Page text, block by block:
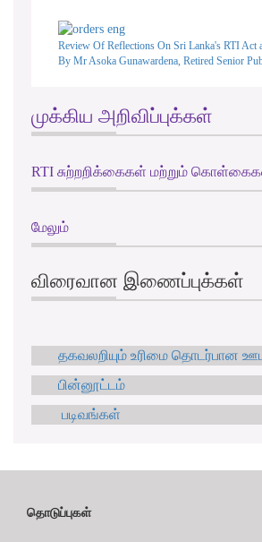
Review Of Reflections On Sri Lanka's RTI Act
By Mr Asoka Gunawardena, Retired Senior
முக்கிய அறிவிப்புக்கள்
RTI சுற்றறிக்கைகள் மற்றும்
மேலும்
விரைவான இணைப்புக்கள்
தகவலறியும் உரிமை தொடர்பான
பின்னூட்டம்
படிவங்கள்
தொடுப்புகள்